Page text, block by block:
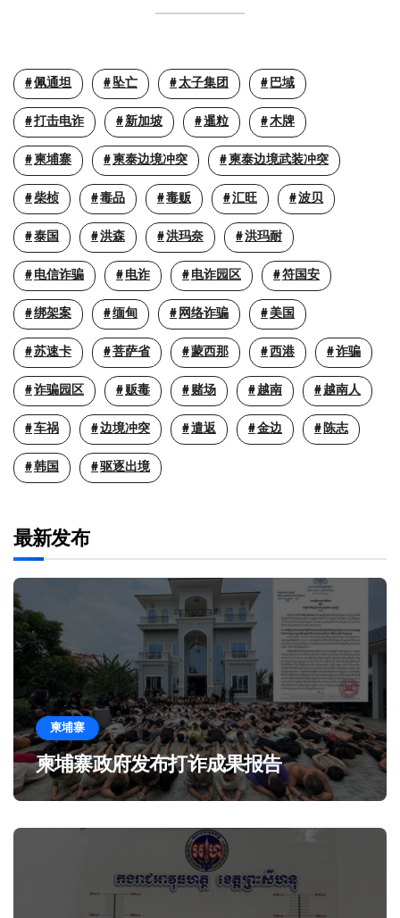
佩通坦 坠亡 太子集团 巴域
打击电诈 新加坡 暹粒 木牌
柬埔寨 柬泰边境冲突 柬泰边境武装冲突
柴桢 毒品 毒贩 汇旺 波贝
泰国 洪森 洪玛奈 洪玛耐
电信诈骗 电诈 电诈园区 符国安
绑架案 缅甸 网络诈骗 美国
苏速卡 菩萨省 蒙西那 西港 诈骗
诈骗园区 贩毒 赌场 越南 越南人
车祸 边境冲突 遣返 金边 陈志
韩国 驱逐出境
最新发布
柬埔寨
柬埔寨政府发布打诈成果报告